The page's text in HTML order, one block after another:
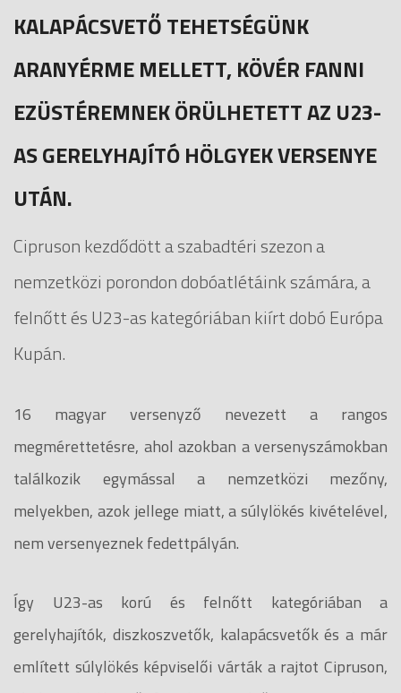
KALAPÁCSVETŐ TEHETSÉGÜNK
ARANYÉRME MELLETT, KÖVÉR FANNI
EZÜSTÉREMNEK ÖRÜLHETETT AZ U23-
AS GERELYHAJÍTÓ HÖLGYEK VERSENYE
UTÁN.
Cipruson kezdődött a szabadtéri szezon a
nemzetközi porondon dobóatlétáink számára, a
felnőtt és U23-as kategóriában kiírt dobó Európa
Kupán.
16 magyar versenyző nevezett a rangos
megmérettetésre, ahol azokban a versenyszámokban
találkozik egymással a nemzetközi mezőny,
melyekben, azok jellege miatt, a súlylökés kivételével,
nem versenyeznek fedettpályán.
Így U23-as korú és felnőtt kategóriában a
gerelyhajítók, diszkoszvetők, kalapácsvetők és a már
említett súlylökés képviselői várták a rajtot Cipruson,